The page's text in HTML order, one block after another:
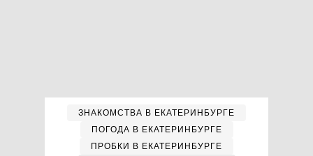
ЗНАКОМСТВА В ЕКАТЕРИНБУРГЕ
ПОГОДА В ЕКАТЕРИНБУРГЕ
ПРОБКИ В ЕКАТЕРИНБУРГЕ